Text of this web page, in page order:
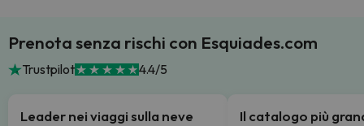
Prenota senza rischi con Esquiades.com
Trustpilot 4.4/5
Leader nei viaggi sulla neve Il catalogo più